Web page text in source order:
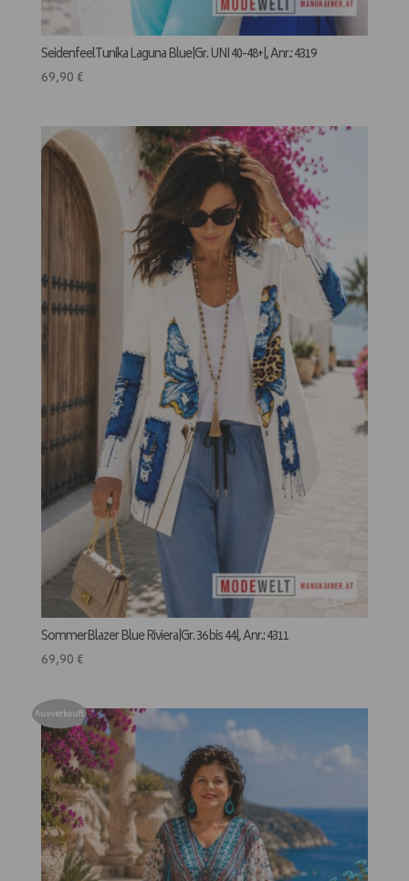
SeidenfeelTunika Laguna Blue|Gr. UNI 40-48+|, Anr.: 4319
69,90 €
SommerBlazer Blue Riviera|Gr. 36 bis 44|, Anr.: 4311
69,90 €
Ausverkauft